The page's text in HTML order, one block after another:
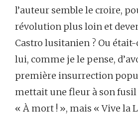
l’auteur semble le croire,
révolution plus loin et
Castro lusitanien ? Ou
lui, comme je le pense,
première insurrection
mettait une fleur à son
« À mort ! », mais « Vive la